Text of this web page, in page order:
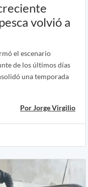
volvió a
el escenario
de los últimos días
una temporada
Por Jorge Virgilio